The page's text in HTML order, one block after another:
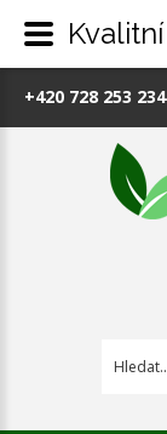
+420 728 253 234